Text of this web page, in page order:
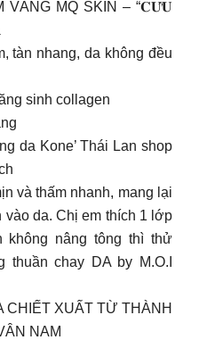
VÀNG MQ SKIN – “𝐂𝐔̛́𝐔
tàn nhang, da không đều
sinh collagen
da Kone’ Thái Lan shop
và thấm nhanh, mang lại
vào da. Chị em thích 1 lớp
không nâng tông thì thử
thuần chay DA by M.O.I
CHIẾT XUẤT TỪ THÀNH
NAM